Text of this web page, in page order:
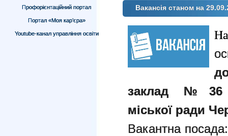
Профорієнтаційний портал
Портал «Моя кар’єра»
Youtube-канал управління освіти
Вакансія станом на
На
заклад №36
міської ради
Вакантнапосада